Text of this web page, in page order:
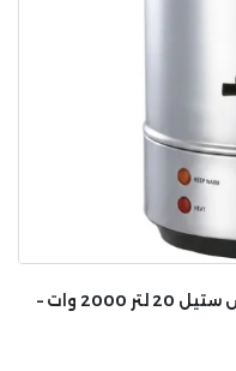
غلاية كهربائية دي ال سي DLC ستانلس ستيل 20 لتر 2000 وات –